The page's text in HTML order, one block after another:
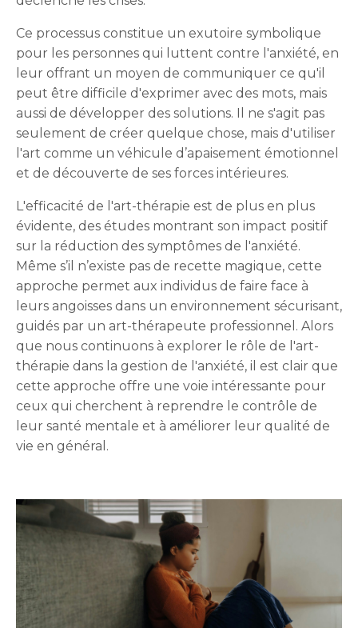
Ce processus constitue un exutoire symbolique
pour les personnes qui luttent contre l'anxiété, en
leur offrant un moyen de communiquer ce qu'il
peut être difficile d'exprimer avec des mots, mais
aussi de développer des solutions. Il ne s'agit pas
seulement de créer quelque chose, mais d'utiliser
l'art comme un véhicule d’apaisement émotionnel
et de découverte de ses forces intérieures.
L'efficacité de l'art-thérapie est de plus en plus
évidente, des études montrant son impact positif
sur la réduction des symptômes de l'anxiété.
Même s’il n’existe pas de recette magique, cette
approche permet aux individus de faire face à
leurs angoisses dans un environnement sécurisant,
guidés par un art-thérapeute professionnel. Alors
que nous continuons à explorer le rôle de l'art-
thérapie dans la gestion de l'anxiété, il est clair que
cette approche offre une voie intéressante pour
ceux qui cherchent à reprendre le contrôle de
leur santé mentale et à améliorer leur qualité de
vie en général.